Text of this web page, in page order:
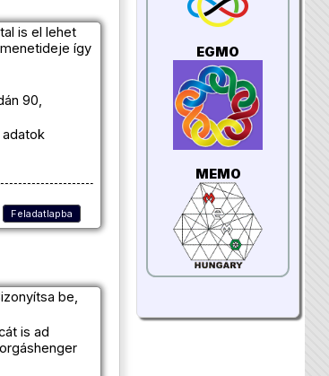
is el lehet
így
90,
Feladatlapba
be,
is ad
EGMO
MEMO